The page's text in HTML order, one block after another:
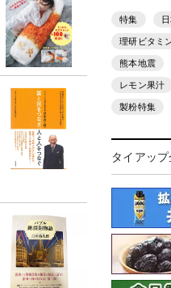
特集
理研ビタミ
熊本地震
レモン果汁
製粉特集
タイアッ